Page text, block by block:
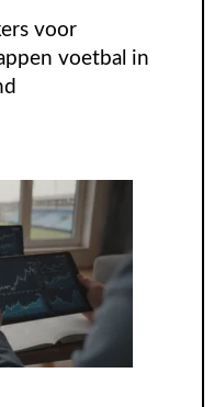
voor
voetbal in